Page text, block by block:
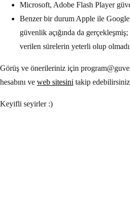
Microsoft, Adobe Flash Player
Benzer bir durum Apple ile
güvenlik açığında da
verilen sürelerin yeterli olup
Görüş ve önerileriniz için
hesabını ve web sitesini takip
Keyifli seyirler :)